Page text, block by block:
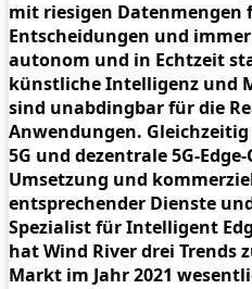
mit riesigen Datenmengen
Entscheidungen und
autonom und in Echtzeit
künstliche Intelligenz und
sind unabdingbar für die
Anwendungen.
5G und dezentrale 5G-
Umsetzung und
entsprechender Dienste
Spezialist für Intelligent
hat Wind River drei Trends
Markt im Jahr 2021